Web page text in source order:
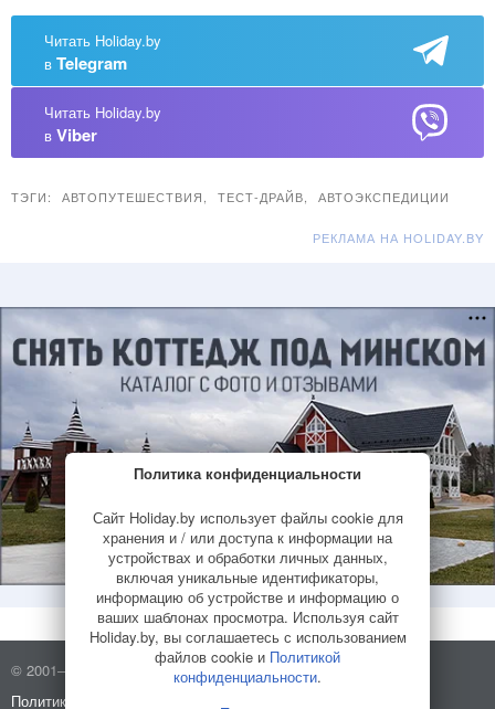
Читать Holiday.by
в Telegram
Читать Holiday.by
в Viber
ТЭГИ: АВТОПУТЕШЕСТВИЯ ТЕСТ-ДРАЙВ АВТОЭКСПЕДИЦИИ
РЕКЛАМА НА HOLIDAY.BY
© 2001–2026 Holiday.by
Правила использования сайта
Политика конфиденциальности
Политика конфиденциальности
Сайт Holiday.by использует файлы cookie для
хранения и / или доступа к информации на
устройствах и обработки личных данных,
включая уникальные идентификаторы,
информацию об устройстве и информацию о
ваших шаблонах просмотра. Используя сайт
Holiday.by, вы соглашаетесь с использованием
файлов cookie и Политикой
конфиденциальности.